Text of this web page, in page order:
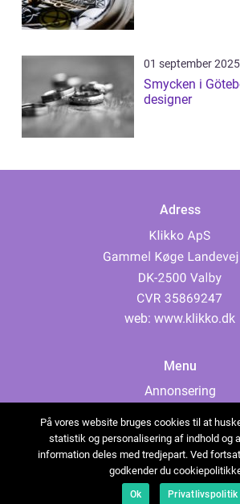
01 september 2025
Smycken i
designer
Adress
web: www.klikko.dk
Menu
Annonsering
Cookies
Kontakta oss
Sitemap
På vores website bruges cookies til at
statistik og personalisering af indhold og
information deles med tredjepart. Ved
godkender du
Ok Privatlivspolitik